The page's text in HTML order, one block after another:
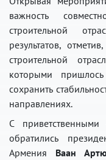
важность
строительной
результатов,
строительной
которыми
сохранить
направлениях.
С приветственными
обратились
Армения Ваан